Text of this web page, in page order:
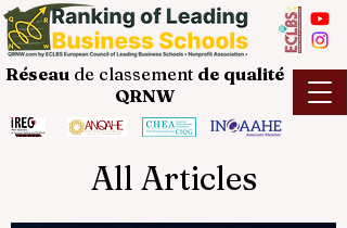
Réseau de classement de qualité
QRNW
All Articles